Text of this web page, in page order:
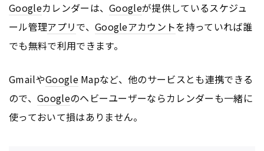
Googleカレンダーは、Googleが提供しているスケジュ
ール管理アプリで、 Googleアカウントを持っていれば誰
でも無料で利用できます。
GmailやGoogleMapなど、他のサービスとも連携できる
ので、 Googleのヘビーユーザーならカレンダーも一緒に
使っておいて損はありません。